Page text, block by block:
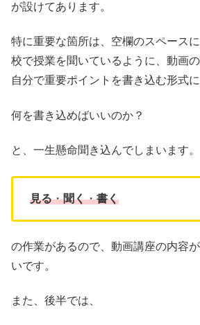
が設けてあります。
特に重要な箇所は、空欄のスペース
校で授業を聞いているように、動画
自分で重要ポイントを書き込む形式に
何を書き込めばいいのか？
と、一生懸命聞き込んでしまいます。
見る・聞く・書く
の作業があるので、動画講座の内容
いです。
また、後半では、